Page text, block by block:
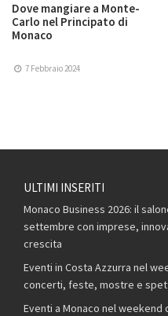
Dove mangiare a Monte-
Carlo nel Principato di
Monaco
7 Febbraio 2024
ULTIMI INSERITI
Monaco Business 2026: il
settembre con imprese,
crescita
Eventi in Costa Azzurra nel
concerti, feste, mostre e
Eventi a Monaco nel weekend